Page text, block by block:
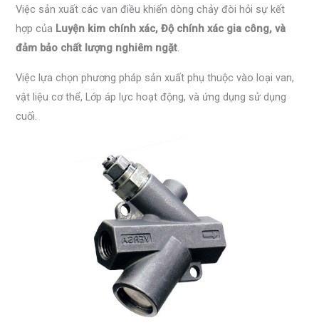
Việc sản xuất các van điều khiển dòng chảy đòi hỏi sự kết
hợp của Luyện kim chính xác, Độ chính xác gia công, và
đảm bảo chất lượng nghiêm ngặt.
Việc lựa chọn phương pháp sản xuất phụ thuộc vào loại van,
vật liệu cơ thể, Lớp áp lực hoạt động, và ứng dụng sử dụng
cuối.